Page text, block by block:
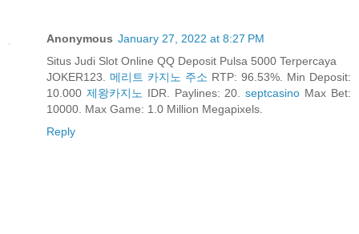
Anonymous January 27, 2022 at 8:27 PM
Situs Judi Slot Online QQ Deposit Pulsa 5000 Terpercaya
JOKER123. 메리트 카지노 주소 RTP: 96.53%. Min Deposit:
10.000 제왕카지노 IDR. Paylines: 20.septcasino Max Bet:
10000. Max Game: 1.0 Million Megapixels.
Reply